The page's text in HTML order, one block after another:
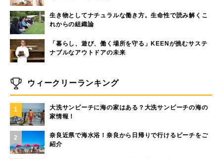
生き物としてナチュラルな働き方。生命性で読み解くこ
れからの組織論
「暮らし、遊び、働く場所を守る」KEENが挑むサステ
ナブルなアウトドアの未来
ウィークリーランキング
1
大洗サンビーチに海の家はある？大洗サンビーチの海の
家情報！
2
奈良近県で海水浴！奈良から日帰りで行けるビーチをご
紹介